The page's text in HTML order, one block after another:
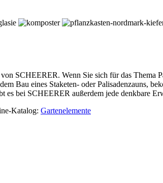
SCHEERER. Wenn Sie sich für das Thema
Bau eines Staketen- oder Palisadenzauns,
bei SCHEERER außerdem jede denkbare
Katalog: Gartenelemente